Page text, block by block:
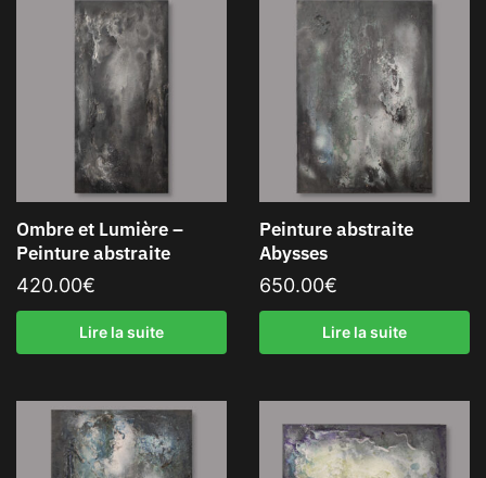
Ombre et Lumière –
Peinture abstraite
420.00€
Lire la suite
Peinture abstraite
Abysses
650.00€
Lire la suite